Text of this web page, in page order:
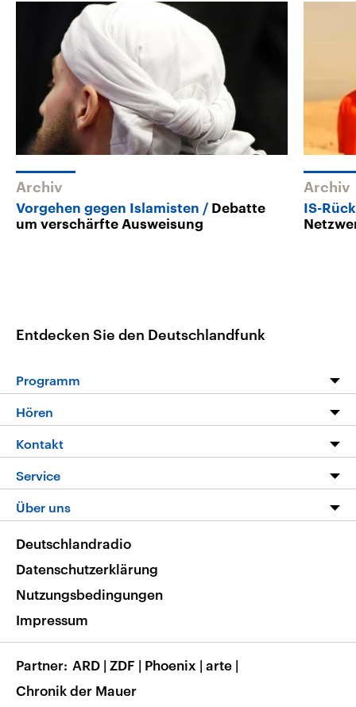
Archiv
Vorgehen gegen Islamisten
Debatte
um verschärfte Ausweisung
Archiv
IS-
Entdecken Sie den Deutschlandfunk
Programm
Programm
Die Nachrichten
Nachrichtenleicht
Neue Beiträge auf dlf.de
Hören
Livestream
Podcasts
Deutschlandfunk App
Nachrichten App
Frequenzen
Kontakt
Hörerservice
Service
FAQ
Veranstaltungen
Musikliste
RSS
Über uns
Barrierefreiheit
Deutschlandradio
Datenschutzerklärung
Nutzungsbedingungen
Impressum
Partner ARD | ZDF | Phoenix | arte |
Chronik der Mauer